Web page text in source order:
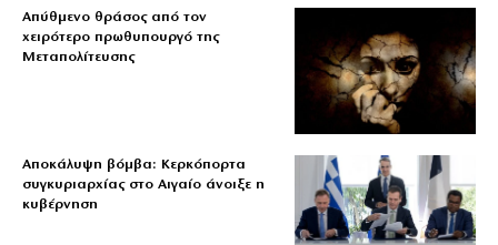
Απύθμενο θράσος από τον
χειρότερο πρωθυπουργό της
Μεταπολίτευσης
Αποκάλυψη βόμβα: Κερκόπορτα
συγκυριαρχίας στο Αιγαίο άνοιξε η
κυβέρνηση